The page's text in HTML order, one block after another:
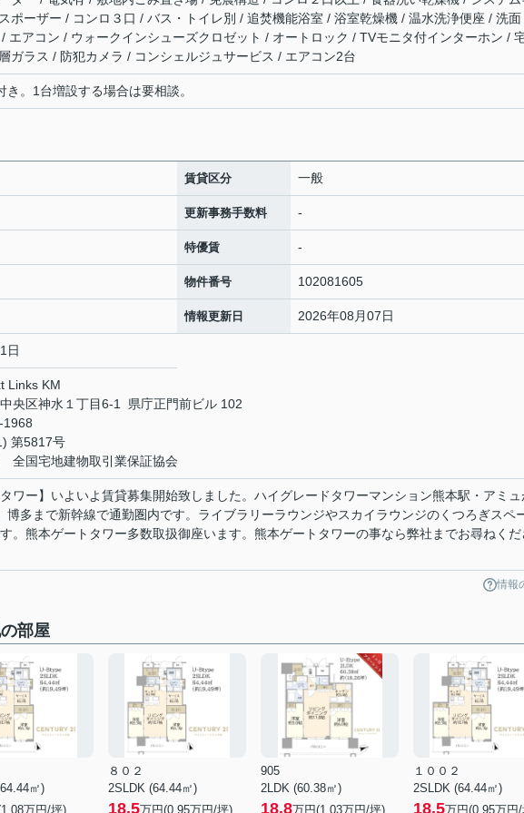
ポーザー / コンロ３口 / バス・トイレ別 / 追焚機能浴室 / 浴室乾燥機 / 温水洗浄便座 / 洗面
エアコン / ウォークインシューズクロゼット / オートロック / TVモニタ付インターホン /
ガラス / 防犯カメラ / コンシェルジュサービス / エアコン2台
き。1台増設する場合は要相談。
賃貸区分 一般
更新事務手数料 -
特優賃 -
物件番号 102081605
情報更新日 2026年08月07日
日
Links KM
央区神水１丁目6-1 県庁正門前ビル 102
1968
第5817号
全国宅地建物取引業保証協会
タワー】いよいよ賃貸募集開始致しました。ハイグレードタワーマンション熊本駅・アミュ
博多まで新幹線で通勤圏内です。ライブラリーラウンジやスカイラウンジのくつろぎスペ
。熊本ゲートタワー多数取扱御座います。熊本ゲートタワーの事なら弊社までお尋ねくだ
情報
部屋
㎡)
1.08万円/坪)
８０２
2SLDK (64.44㎡)
18.5万円(0.95万円/坪)
905
2LDK (60.38㎡)
18.8万円(1.03万円/坪)
１００２
2SLDK (64.44㎡)
18.5万円(0.95万円